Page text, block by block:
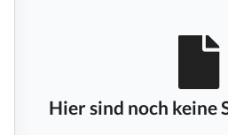
Hier sind noch keine